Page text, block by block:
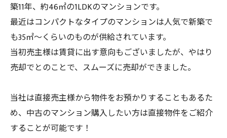
築11年、約46㎡の1LDKのマンションです。
最近はコンパクトなタイプのマンションは人気で新築で
も35㎡～くらいのものが供給されています。
当初売主様は賃貸に出す意向もございましたが、やはり
売却でとのことで、スムーズに売却ができました。
当社は直接売主様から物件をお預かりすることもあるた
め、中古のマンション購入したい方は直接物件をご紹介
することが可能です！